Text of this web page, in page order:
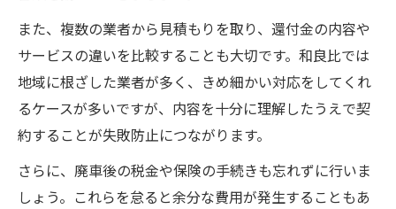
また、複数の業者から見積もりを取り、還付金の内容や
サービスの違いを比較することも大切です。和良比では
地域に根ざした業者が多く、きめ細かい対応をしてくれ
るケースが多いですが、内容を十分に理解したうえで契
約することが失敗防止につながります。
さらに、廃車後の税金や保険の手続きも忘れずに行いま
しょう。これらを怠ると余分な費用が発生することもあ